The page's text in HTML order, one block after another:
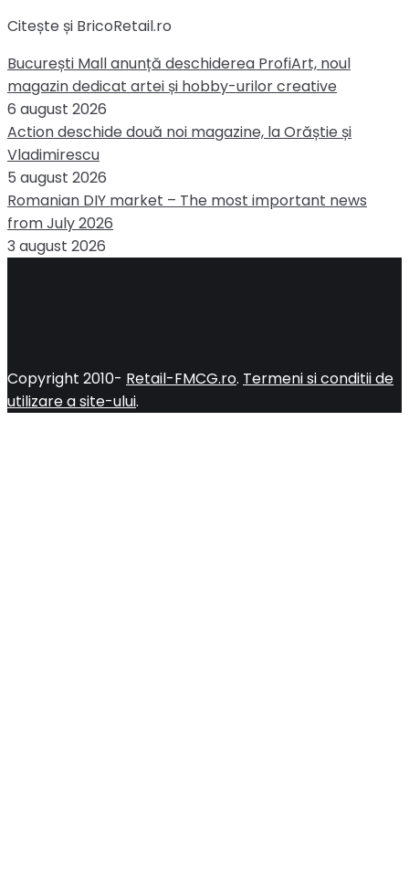
Citește și BricoRetail.ro
București Mall anunță deschiderea ProfiArt, noul
magazin dedicat artei și hobby-urilor creative
6 august 2026
Action deschide două noi magazine, la Orăștie și
Vladimirescu
5 august 2026
Romanian DIY market – The most important news
from July 2026
3 august 2026
Copyright 2010- Retail-FMCG.ro. Termeni si conditii de
utilizare a site-ului.